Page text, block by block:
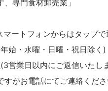
専門食材卸売業」
ートフォンからはタップで
始・水曜・日曜・祝日除く)
(3営業日以内にご返信いたし
がお電話にてご連絡くだ